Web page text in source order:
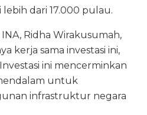
dari 17.000 pulau.
Ridha Wirakusumah,
kerja sama investasi ini,
ini mencerminkan
untuk
infrastruktur negara